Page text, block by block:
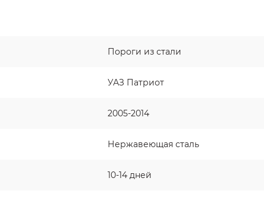
Пороги из стали
УАЗ Патриот
2005-2014
Нержавеющая сталь
10-14 дней